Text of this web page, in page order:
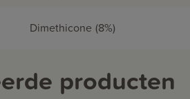
Dimethicone (8%)
producten